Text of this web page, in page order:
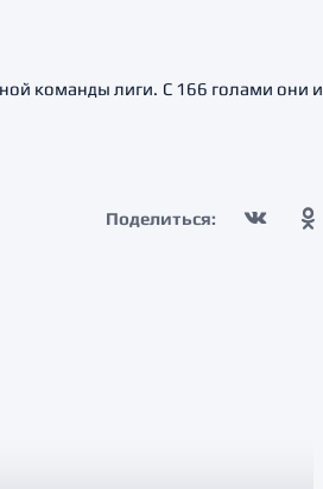
команды лиги. С 166 голами они и
Поделиться: